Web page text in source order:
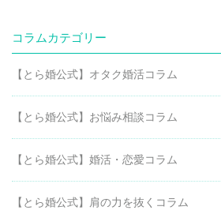
コラムカテゴリー
【とら婚公式】オタク婚活コラム
【とら婚公式】お悩み相談コラム
【とら婚公式】婚活・恋愛コラム
【とら婚公式】肩の力を抜くコラム